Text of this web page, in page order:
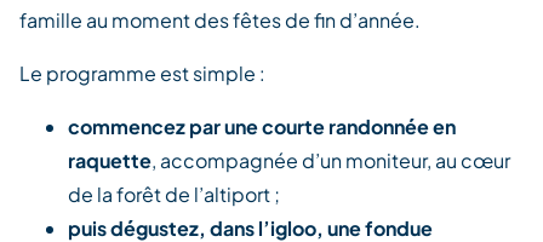
famille au moment des fêtes de fin d’année.
Le programme est simple :
commencez par une courte randonnée en
raquette, accompagnée d’un moniteur, au cœur
de la forêt de l’altiport ;
puis dégustez, dans l’igloo, une fondue